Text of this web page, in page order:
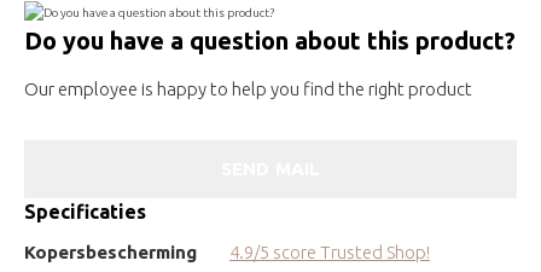
Do you have a question about this product?
Our employee is happy to help you find the right product
Specificaties
Kopersbescherming
4.9/5 score Trusted Shop!